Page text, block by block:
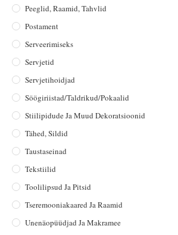
Peeglid, Raamid, Tahvlid
Postament
Serveerimiseks
Servjetid
Servjetihoidjad
Söögiriistad/taldrikud/pokaalid
Stiilipidude Ja Muud Dekoratsioonid
Tähed, Sildid
Taustaseinad
Tekstiilid
Toolilipsud Ja Pitsid
Tseremooniakaared Ja Raamid
Unenäopüüdjad Ja Makramee